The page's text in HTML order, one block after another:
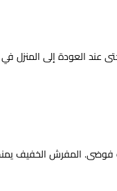
العودة إلى المنزل
فوضى. المفرش الخفيف